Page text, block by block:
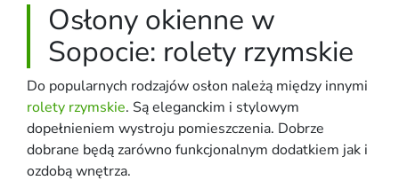
Osłony okienne w
Sopocie: rolety rzymskie
Do popularnych rodzajów osłon należą między innymi
rolety rzymskie. Są eleganckim i stylowym
dopełnieniem wystroju pomieszczenia. Dobrze
dobrane będą zarówno funkcjonalnym dodatkiem jak i
ozdobą wnętrza.